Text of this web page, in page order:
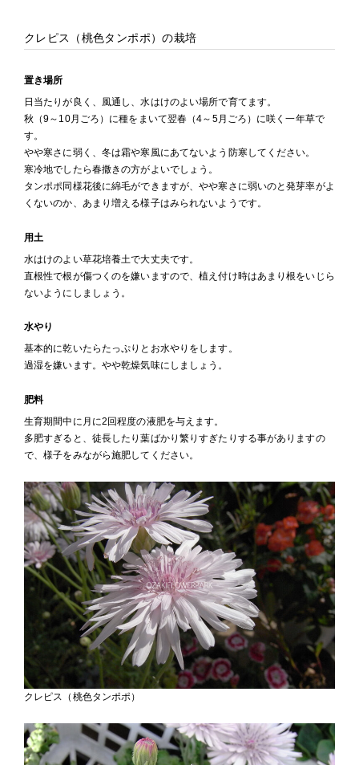
クレピス（桃色タンポポ）の栽培
置き場所
日当たりが良く、風通し、水はけのよい場所で育てます。
秋（9～10月ごろ）に種をまいて翌春（4～5月ごろ）に咲く一年草で
す。
やや寒さに弱く、冬は霜や寒風にあてないよう防寒してください。
寒冷地でしたら春撒きの方がよいでしょう。
タンポポ同様花後に綿毛ができますが、やや寒さに弱いのと発芽率がよ
くないのか、あまり増える様子はみられないようです。
用土
水はけのよい草花培養土で大丈夫です。
直根性で根が傷つくのを嫌いますので、植え付け時はあまり根をいじら
ないようにしましょう。
水やり
基本的に乾いたらたっぷりとお水やりをします。
過湿を嫌います。やや乾燥気味にしましょう。
肥料
生育期間中に月に2回程度の液肥を与えます。
多肥すぎると、徒長したり葉ばかり繁りすぎたりする事がありますの
で、様子をみながら施肥してください。
クレピス（桃色タンポポ）